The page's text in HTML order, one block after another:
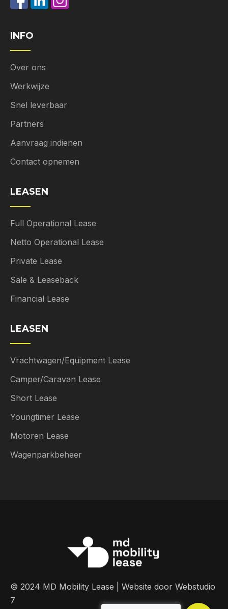
INFO
Over ons
Werkwijze
Snel leverbaar
Partners
Aanvraag indienen
Contact opnemen
LEASEN
Full Operational Lease
Netto Operational Lease
Private Lease
Sale & Leaseback
Financial Lease
LEASEN
Vrachtwagen/Equipment Lease
Camper/Caravan Lease
Short Lease
Youngtimer Lease
Motoren Lease
Wagenparkbeheer
© 2024 MD Mobility Lease | Website door Webstudio
7